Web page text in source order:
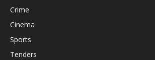
Crime
Cinema
Sports
Tenders